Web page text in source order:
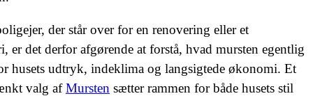
der står over for en renovering eller et
er det derfor afgørende at forstå, hvad mursten egentlig
husets udtryk, indeklima og langsigtede økonomi. Et
valg afMursten sætter rammen for både husets stil